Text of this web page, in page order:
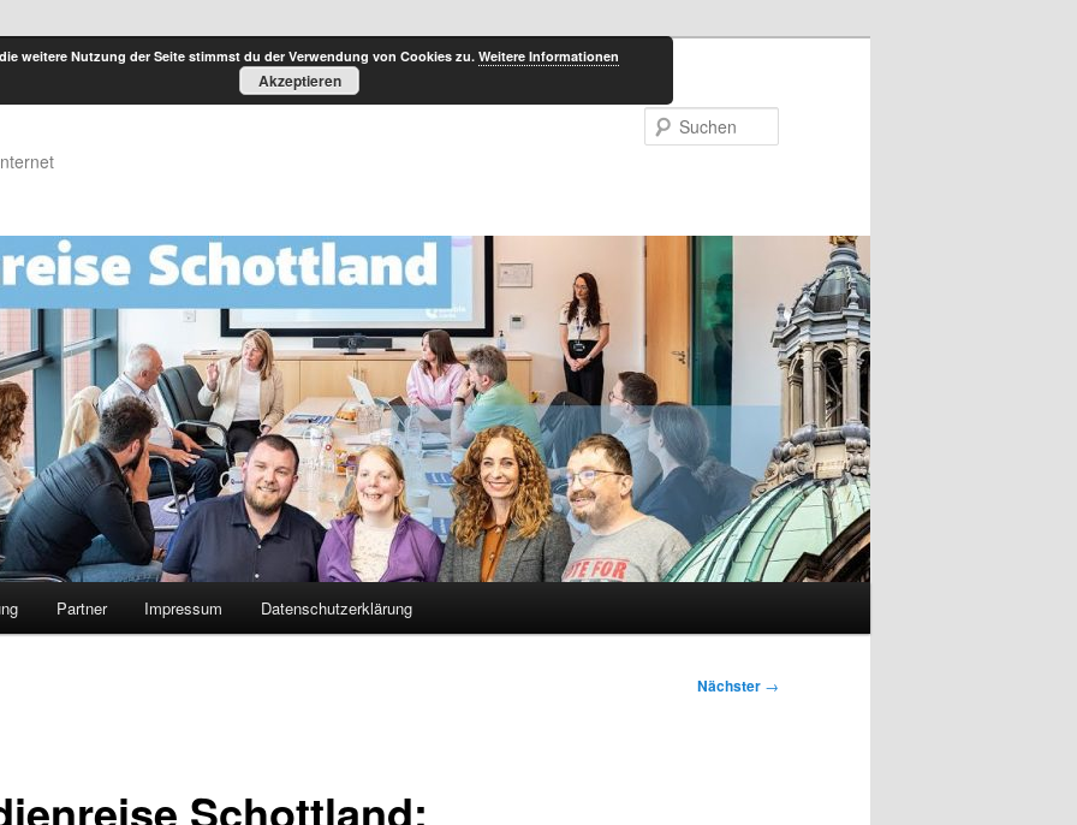
Partner Impressum Datenschutzerklärung
Nächster →
Schottland:
weitere Nutzung der Seite stimmst du der Verwendung von Cookies zu. Weitere Informationen
Akzeptieren